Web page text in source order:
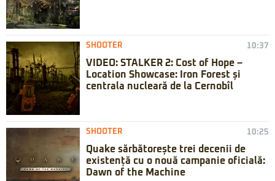
SHOOTER 10:37
VIDEO: STALKER 2: Cost of Hope –
Location Showcase: Iron Forest și
centrala nucleară de la Cernobîl
SHOOTER 10:25
Quake sărbătorește trei decenii de
existență cu o nouă campanie oficială:
Dawn of the Machine